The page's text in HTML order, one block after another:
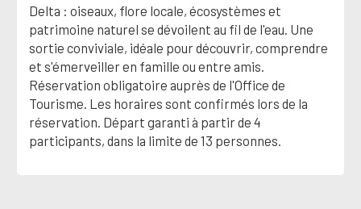
Delta : oiseaux, flore locale, écosystèmes et
patrimoine naturel se dévoilent au fil de l'eau. Une
sortie conviviale, idéale pour découvrir, comprendre
et s'émerveiller en famille ou entre amis.
Réservation obligatoire auprès de l'Office de
Tourisme. Les horaires sont confirmés lors de la
réservation. Départ garanti à partir de 4
participants, dans la limite de 13 personnes.